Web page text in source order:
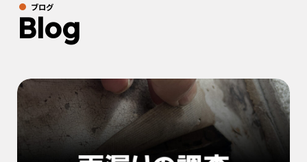
ブログ
Blog